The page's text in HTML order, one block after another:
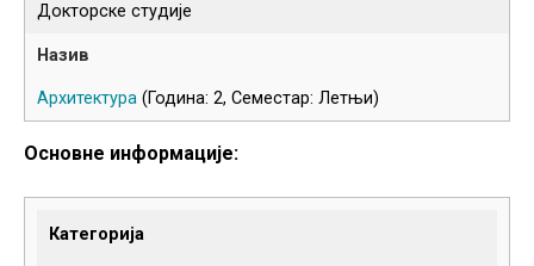
Докторске студије
Архитектура (Година: 2, Семестар: Летњи)
Основне информације:
Категорија